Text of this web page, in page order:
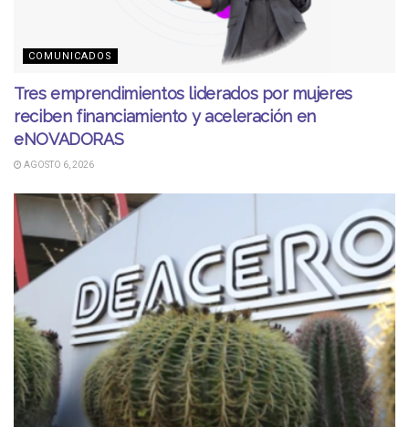
COMUNICADOS
Tres emprendimientos liderados por mujeres
reciben financiamiento y aceleración en
eNOVADORAS
AGOSTO 6, 2026